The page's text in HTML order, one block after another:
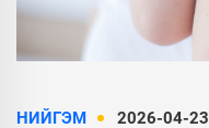
НИЙГЭМ 2026-04-23